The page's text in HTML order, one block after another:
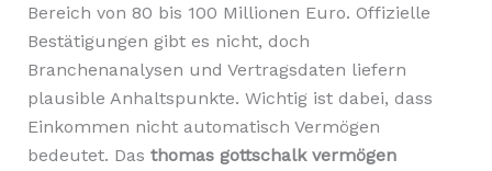
Bereich von 80 bis 100 Millionen Euro. Offizielle
Bestätigungen gibt es nicht, doch
Branchenanalysen und Vertragsdaten liefern
plausible Anhaltspunkte. Wichtig ist dabei, dass
Einkommen nicht automatisch Vermögen
bedeutet. Das thomas gottschalk vermögen